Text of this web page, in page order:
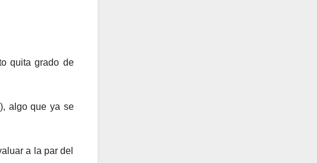
quita grado de
algo que ya se
a la par del